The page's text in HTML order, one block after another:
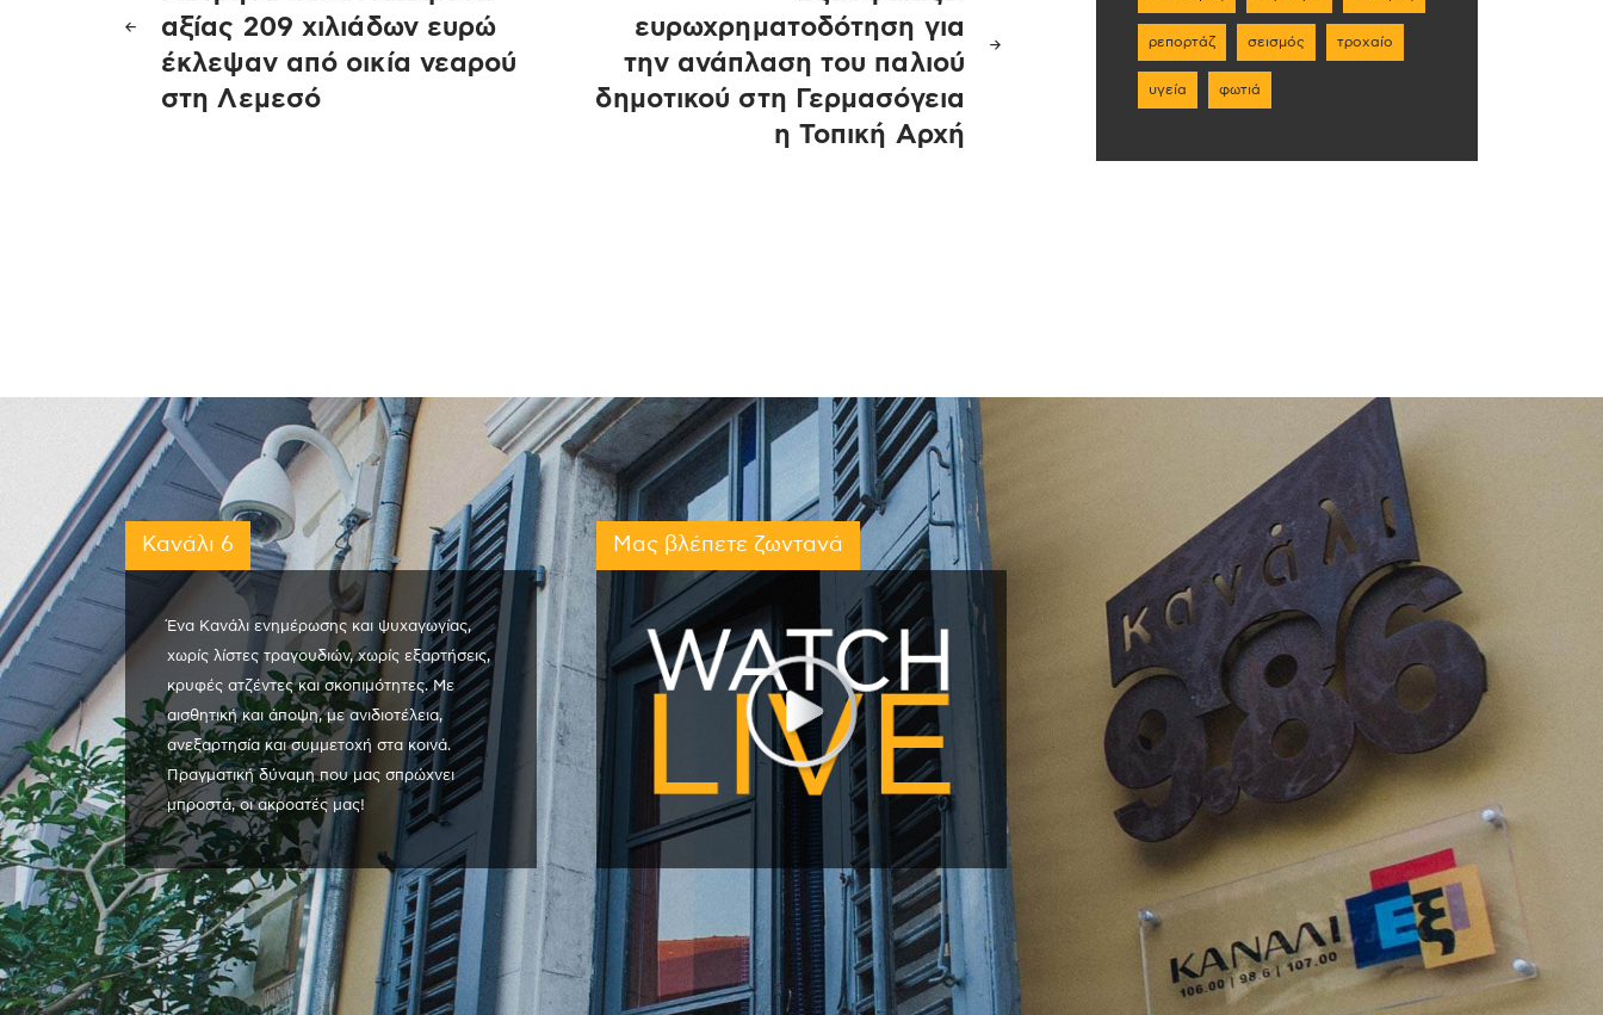
άρθρων
αξίας 209 χιλιάδων ευρώ
έκλεψαν από οικία νεαρού
στη Λεμεσό
ευρωχρηματοδότηση για
την ανάπλαση του παλιού
δημοτικού στη Γερμασόγεια
η Τοπική Αρχή
ρεπορτάζ σεισμός τροχαίο
υγεία φωτιά
Κανάλι 6
Ένα Κανάλι ενημέρωσης και ψυχαγωγίας,
χωρίς λίστες τραγουδιών, χωρίς εξαρτήσεις,
κρυφές ατζέντες και σκοπιμότητες. Με
αισθητική και άποψη, με ανιδιοτέλεια,
ανεξαρτησία και συμμετοχή στα κοινά.
Πραγματική δύναμη που μας σπρώχνει
μπροστά, οι ακροατές μας!
Μας βλέπετε ζωντανά